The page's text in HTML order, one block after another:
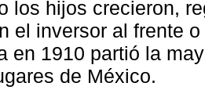
los hijos crecieron,
el inversor al frente
en 1910 partió la
de México.